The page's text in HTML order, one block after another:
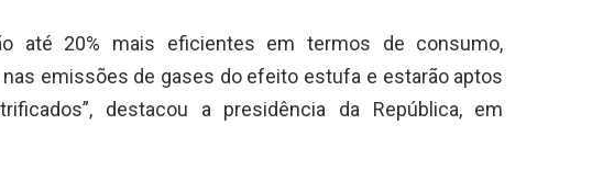
até 20% mais eficientes em termos de consumo,
nas emissões de gases do efeito estufa e estarão aptos
destacou a presidência da República, em